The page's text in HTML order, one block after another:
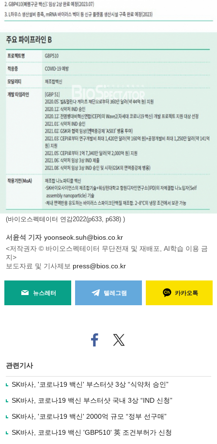
(바이오스펙테이터 연감2022(p633, p638) )
서윤석 기자 yoonseok.suh@bios.co.kr
<저작권자 © 바이오스펙테이터 무단전재 및 재배포, AI학습 이용 금
지>
보도자료 및 기사제보 press@bios.co.kr
뉴스레터 텔레그램 카카오톡
페
이
로
기
사
유
기
트위
터로
관련기사
SK바사, '코로나19 백신' 부스터샷 3상 “식약처 승인”
SK바사, 코로나19 백신 부스터샷 국내 3상 “IND 신청”
SK바사, '코로나19 백신' 2000억 규모 “정부 선구매”
SK바사, 코로나19 백신 'GBP510' 英 조건부허가 신청